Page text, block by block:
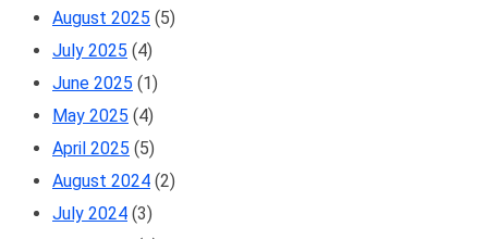
August 2025 (5)
July 2025 (4)
June 2025 (1)
May 2025 (4)
April 2025 (5)
August 2024 (2)
July 2024 (3)